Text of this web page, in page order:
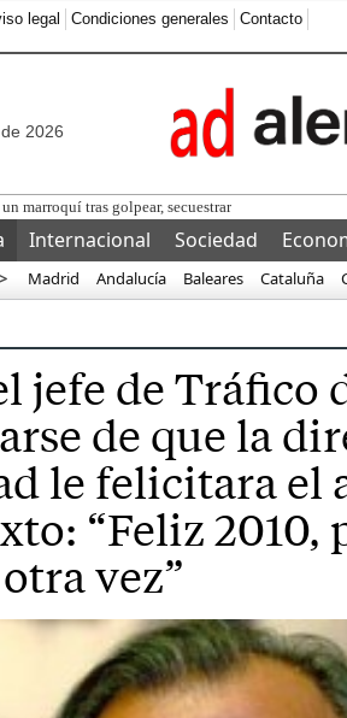
legal Condiciones generales Contacto
2026
marroquí tras golpear, secuestrar en un coche y
Internacional Sociedad
Madrid Andalucía Baleares Cataluña
jefe de Tráfico
de que la
le felicitara el
“Feliz 2010,
vez”